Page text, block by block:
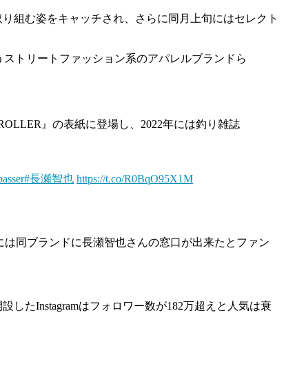
組む姿をキャッチされ、さらに同月上旬にはセレクト
トリートファッション系のアパレルブランドら
』の表紙に登場し、2022年には釣り雑誌
#長瀬智也 https://t.co/R0BqO95X1M
同ブランドに長瀬智也さんの窓口が出来たとファン
たInstagramはフォロワー数が182万超えと人気は衰